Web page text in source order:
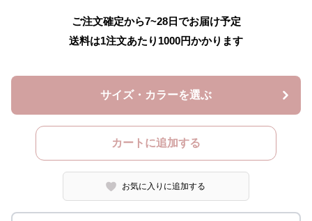
ご注文確定から7~28日でお届け予定
送料は1注文あたり 1000円かかります
サイズ・カラーを選ぶ
カートに追加する
お気に入りに追加する